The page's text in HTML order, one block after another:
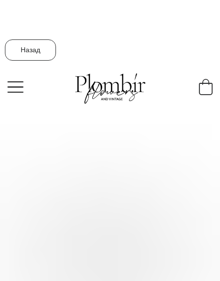
Назад